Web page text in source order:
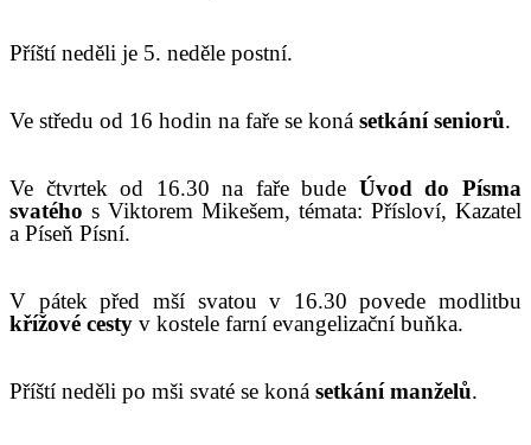
Příští neděli je 5. neděle postní.
Ve středu od 16 hodin na faře se koná setkání seniorů.
Ve čtvrtek od 16.30 na faře bude Úvod do Písma
svatého s Viktorem Mikešem, témata: Přísloví, Kazatel
a Píseň Písní.
V pátek před mší svatou v 16.30 povede modlitbu
křížové cesty v kostele farní evangelizační buňka.
Příští neděli po mši svaté se koná setkání manželů.